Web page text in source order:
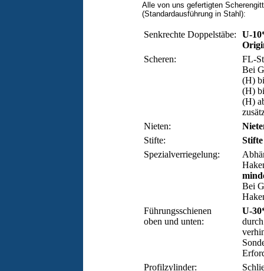
Alle von uns gefertigten
(Standardausführung in Stahl):
Senkrechte Doppelstäbe:
U-
Scheren:
FL-
Bei
(H)
(H)
(H)
Nieten:
Stifte:
Stifte
Spezialverriegelung:
Bei
Führungsschienen
oben und unten:
U-
Profilzylinder: